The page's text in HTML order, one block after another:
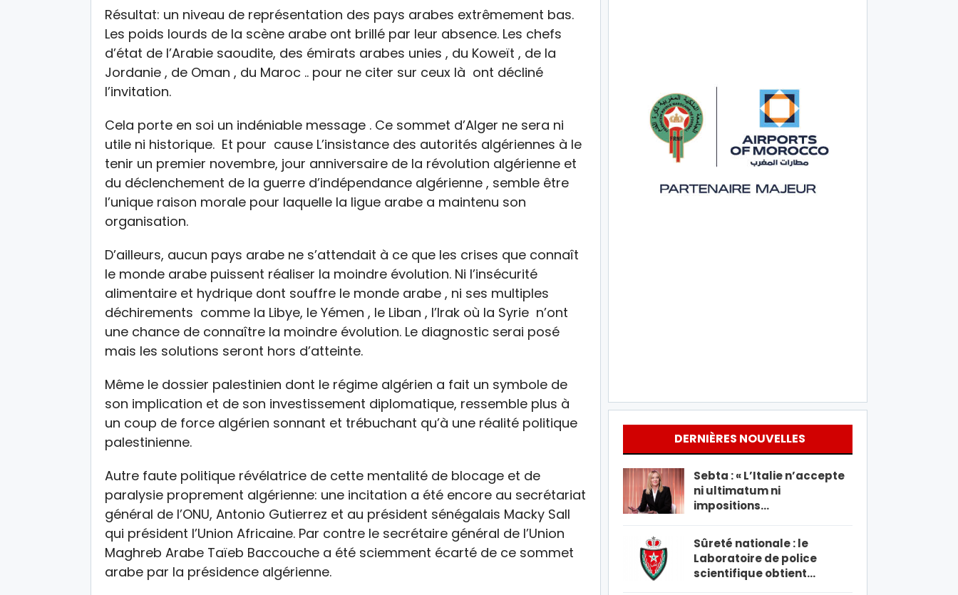
Résultat: un niveau de représentation des pays arabes extrêmement bas.
Les poids lourds de la scène arabe ont brillé par leur absence. Les chefs
d’état de l’Arabie saoudite, des émirats arabes unies , du Koweït , de la
Jordanie , de Oman , du Maroc .. pour ne citer sur ceux là ont décliné
l’invitation.
Cela porte en soi un indéniable message . Ce sommet d’Alger ne sera ni
utile ni historique. Et pour cause L’insistance des autorités algériennes à le
tenir un premier novembre, jour anniversaire de la révolution algérienne et
du déclenchement de la guerre d’indépendance algérienne , semble être
l’unique raison morale pour laquelle la ligue arabe a maintenu son
organisation.
D’ailleurs, aucun pays arabe ne s’attendait à ce que les crises que connaît
le monde arabe puissent réaliser la moindre évolution. Ni l’insécurité
alimentaire et hydrique dont souffre le monde arabe , ni ses multiples
déchirements comme la Libye, le Yémen , le Liban , l’Irak où la Syrie n’ont
une chance de connaître la moindre évolution. Le diagnostic serai posé
mais les solutions seront hors d’atteinte.
Même le dossier palestinien dont le régime algérien a fait un symbole de
son implication et de son investissement diplomatique, ressemble plus à
un coup de force algérien sonnant et trébuchant qu’à une réalité politique
palestinienne.
Autre faute politique révélatrice de cette mentalité de blocage et de
paralysie proprement algérienne: une incitation a été encore au secrétariat
général de l’ONU, Antonio Gutierrez et au président sénégalais Macky Sall
qui président l’Union Africaine. Par contre le secrétaire général de l’Union
Maghreb Arabe Taïeb Baccouche a été sciemment écarté de ce sommet
arabe par la présidence algérienne.
DERNIÈRES NOUVELLES
Sebta : « L’Italie n’accepte
ni ultimatum ni
impositions…
Sûreté nationale : le
Laboratoire de police
scientifique obtient…